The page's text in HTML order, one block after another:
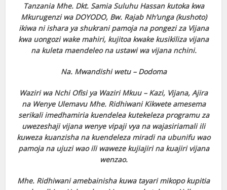
Tanzania Mhe. Dkt. Samia Suluhu Hassan kutoka kwa
Mkurugenzi wa DOYODO, Bw. Rajab Nh’unga (kushoto)
ikiwa ni ishara ya shukrani pamoja na pongezi za Vijana
kwa uongozi wake mahiri, kujitoa kwake kusikiliza vijana
na kuleta maendeleo na ustawi wa vijana nchini.
Na. Mwandishi wetu – Dodoma
Waziri wa Nchi Ofisi ya Waziri Mkuu – Kazi, Vijana, Ajira
na Wenye Ulemavu Mhe. Ridhiwani Kikwete amesema
serikali imedhamiria kuendelea kutekeleza programu za
uwezeshaji vijana wenye vipaji vya na wajasiriamali ili
kuweza kuanzisha na kuendeleza miradi na ubunifu wao
pamoja na ujuzi wao ili waweze kujiajiri na kuajiri vijana
wenzao.
Mhe. Ridhiwani amebainisha kuwa tayari mikopo kupitia